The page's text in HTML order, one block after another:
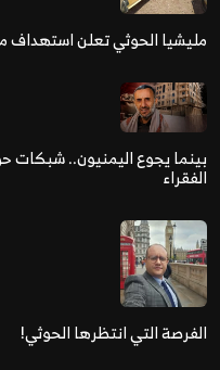
مليشيا الحوثي تعلن استهداف
بينما يجوع اليمنيون.. شبكات
الفقراء
الفرصة التي انتظرها الحوثي!